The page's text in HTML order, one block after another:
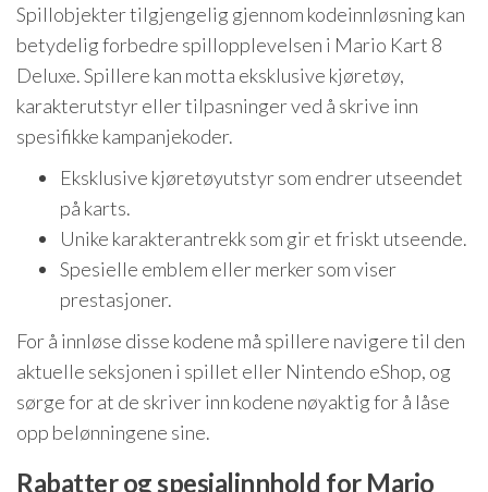
Spillobjekter tilgjengelig gjennom kodeinnløsning kan
betydelig forbedre spillopplevelsen i Mario Kart 8
Deluxe. Spillere kan motta eksklusive kjøretøy,
karakterutstyr eller tilpasninger ved å skrive inn
spesifikke kampanjekoder.
Eksklusive kjøretøyutstyr som endrer utseendet
på karts.
Unike karakterantrekk som gir et friskt utseende.
Spesielle emblem eller merker som viser
prestasjoner.
For å innløse disse kodene må spillere navigere til den
aktuelle seksjonen i spillet eller Nintendo eShop, og
sørge for at de skriver inn kodene nøyaktig for å låse
opp belønningene sine.
Rabatter og spesialinnhold for Mario